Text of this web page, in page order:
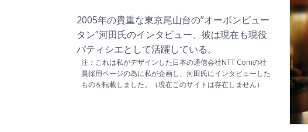
2005年の貴重な東京尾山台の”オーボンビュー
タン”河田氏のインタビュー、彼は現在も現役
パティシエとして活躍している。
注：これは私がデザインした日本の通信会社NTT Comの社
員採用ページの為に私が企画し、河田氏にインタビューした
ものを転載しました。（現在このサイトは存在しません）